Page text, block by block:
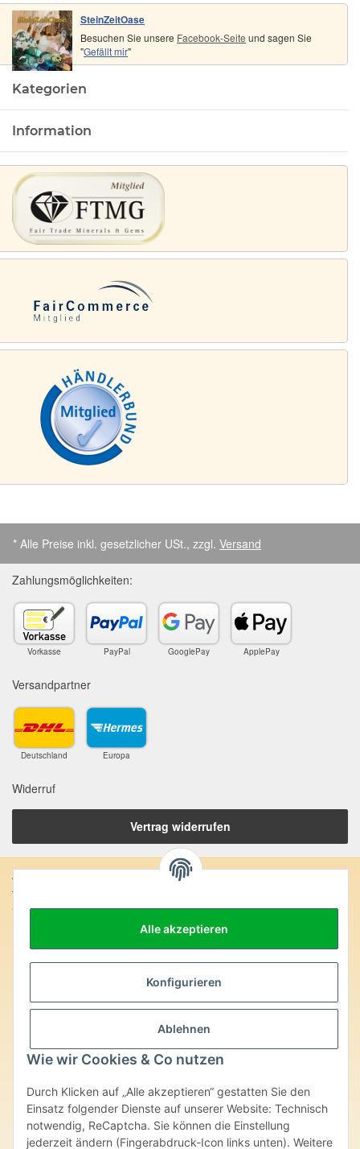
Alle akzeptieren
Konfigurieren
Ablehnen
Wie wir Cookies & Co nutzen
Durch Klicken auf „Alle akzeptieren“ gestatten Sie den
Einsatz folgender Dienste auf unserer Website: Technisch
notwendig, ReCaptcha. Sie können die Einstellung
jederzeit ändern (Fingerabdruck-Icon links unten). Weitere
SteinZeitOase
Besuchen Sie unsere Facebook-Seite und sagen Sie
"Gefällt mir"
Kategorien
Information
* Alle Preise inkl. gesetzlicher USt., zzgl. Versand
Zahlungsmöglichkeiten:
Vorkasse PayPal GooglePay ApplePay
Versandpartner
Deutschland Europa
Widerruf
Vertrag widerrufen
Anschrift:
SteinZeitOase
D-75391 Gechingen
Edelsteine und Mineralien werden im esoterischen Bereich
besondere Kräfte und Eigenschaften zugeordnet. Wir weisen
heilender Wirkungen (körperlich-seelisch-mental-geistig) einzelner
Produkte im Internet, Prospekten oder dem Vertragspartner
überlassenen Unterlagen bisher weder medizinisch anerkannt oder
wissenschaftlich nachweisbar sind. Die gemachten Angaben
beruhen ausschließlich auf Überlieferungen und langjähriger
Erfahrung. Unsere Produkte ersetzen nie den Besuch beim Arzt
oder Heilpraktiker und sind auch kein Medikamentenersatz. Auch